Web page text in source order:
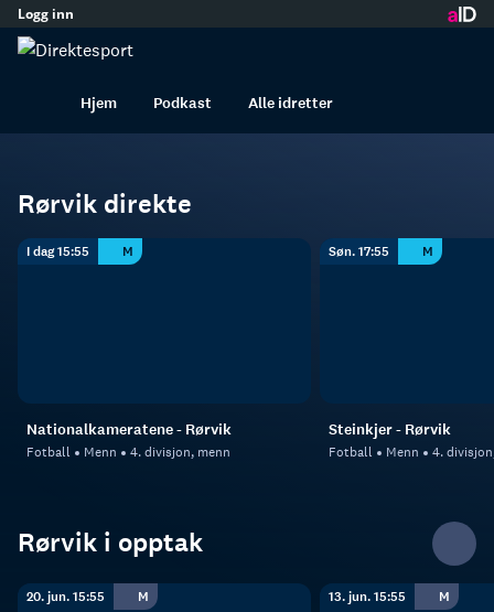
innhold
Logg inn
Hjem Podkast Alle idretter
Rørvik
Rørvik direkte
I dag 15:55 M
Nationalkameratene - Rørvik
Fotball Menn 4. divisjon, menn
Søn. 17:55 M
Steinkjer - Rørvik
Fotball Menn 4.
Rørvik i opptak
20. jun. 15:55 M 13. jun. 15:55 M